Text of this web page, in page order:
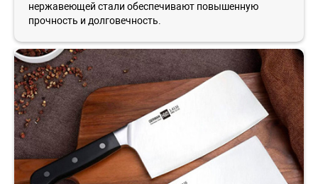
нержавеющей стали обеспечивают повышенную
прочность и долговечность.